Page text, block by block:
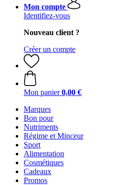
Mon compte
Identifiez-vous
Nouveau client ?
Créer un compte
Mon panier 0,00 €
Marques
Bon pour
Nutriments
Régime et Minceur
Sport
Alimentation
Cosmétiques
Cadeaux
Promos